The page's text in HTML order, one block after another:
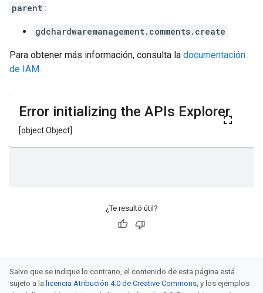
parent :
gdchardwaremanagement.comments.create
Para obtener más información, consulta la documentación
de IAM.
¿Te resultó útil?
Salvo que se indique lo contrario, el contenido de esta página está
sujeto a la licencia Atribución 4.0 de Creative Commons, y los ejemplos